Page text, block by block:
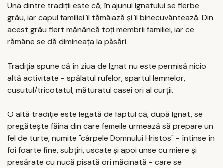
Una dintre tradiții este că, în ajunul Ignatului se fierbe
grâu, iar capul familiei îl tămâiază şi îl binecuvântează. Din
acest grâu fiert mănâncă toţi membrii familiei, iar ce
rămâne se dă dimineaţa la păsări.
Tradiţia spune că în ziua de Ignat nu este permisă nicio
altă activitate - spălatul rufelor, spartul lemnelor,
cusutul/tricotatul, măturatul casei ori al curţii.
O altă tradiţie este legată de faptul că, după Ignat, se
pregăteşte făina din care femeile urmează să prepare un
fel de turte, numite "cârpele Domnului Hristos" - întinse în
foi foarte fine, subţiri, uscate şi apoi unse cu miere şi
presărate cu nucă pisată ori măcinată - care se